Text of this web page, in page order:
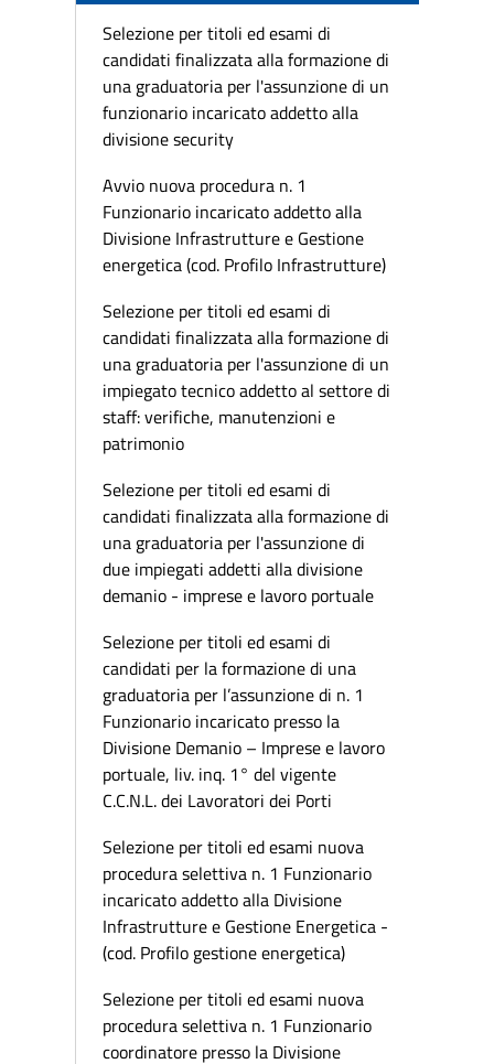
Selezione per titoli ed esami di
candidati finalizzata alla formazione di
una graduatoria per l'assunzione di un
funzionario incaricato addetto alla
divisione security
Avvio nuova procedura n. 1
Funzionario incaricato addetto alla
Divisione Infrastrutture e Gestione
energetica (cod. Profilo Infrastrutture)
Selezione per titoli ed esami di
candidati finalizzata alla formazione di
una graduatoria per l'assunzione di un
impiegato tecnico addetto al settore di
staff: verifiche, manutenzioni e
patrimonio
Selezione per titoli ed esami di
candidati finalizzata alla formazione di
una graduatoria per l'assunzione di
due impiegati addetti alla divisione
demanio - imprese e lavoro portuale
Selezione per titoli ed esami di
candidati per la formazione di una
graduatoria per l’assunzione di n. 1
Funzionario incaricato presso la
Divisione Demanio – Imprese e lavoro
portuale, liv. inq. 1° del vigente
C.C.N.L. dei Lavoratori dei Porti
Selezione per titoli ed esami nuova
procedura selettiva n. 1 Funzionario
incaricato addetto alla Divisione
Infrastrutture e Gestione Energetica -
(cod. Profilo gestione energetica)
Selezione per titoli ed esami nuova
procedura selettiva n. 1 Funzionario
coordinatore presso la Divisione